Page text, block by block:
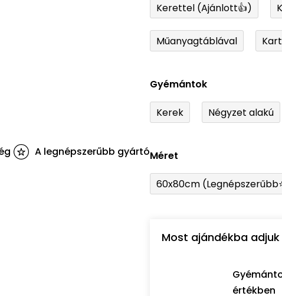
Kerettel (Ajánlott👍)
Műanyagtáblával
Gyémántok
Kerek Négyzet alakú
Méret
60x80cm
Most ajándékba
értékben
A legnépszerűbb gyártó